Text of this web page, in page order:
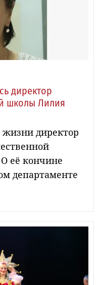
директор
школы Лилия
директор
её кончине
департаменте